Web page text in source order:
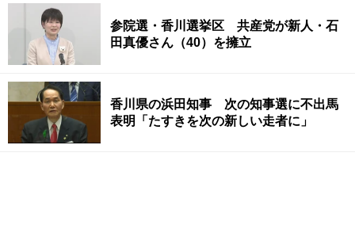
参院選・香川選挙区 共産党が新人・石
田真優さん（40）を擁立
香川県の浜田知事 次の知事選に不出馬
表明「たすきを次の新しい走者に」